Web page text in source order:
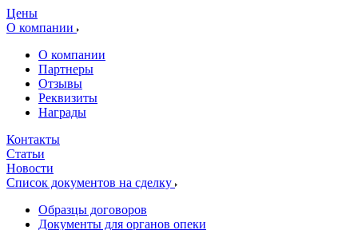
Цены
О компании
О компании
Партнеры
Отзывы
Реквизиты
Награды
Контакты
Статьи
Новости
Список документов на сделку
Образцы договоров
Документы для органов опеки